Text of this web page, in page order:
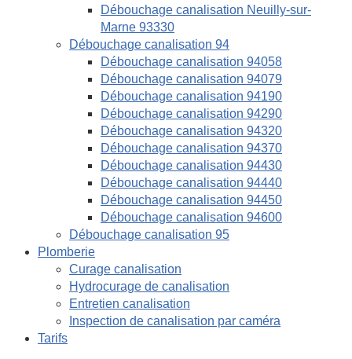
Débouchage canalisation Neuilly-sur-
Marne 93330
Débouchage canalisation 94
Débouchage canalisation 94058
Débouchage canalisation 94079
Débouchage canalisation 94190
Débouchage canalisation 94290
Débouchage canalisation 94320
Débouchage canalisation 94370
Débouchage canalisation 94430
Débouchage canalisation 94440
Débouchage canalisation 94450
Débouchage canalisation 94600
Débouchage canalisation 95
Plomberie
Curage canalisation
Hydrocurage de canalisation
Entretien canalisation
Inspection de canalisation par caméra
Tarifs